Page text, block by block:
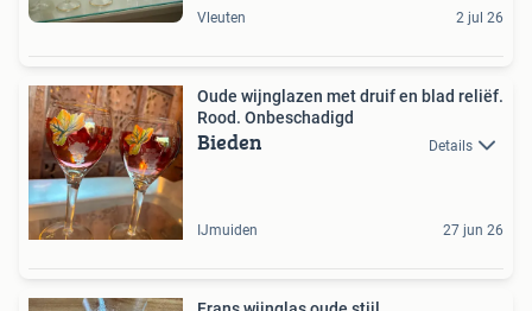
Vleuten 2 jul 26
Oude wijnglazen met druif en blad reliëf.
Rood. Onbeschadigd
Bieden Details
IJmuiden 27 jun 26